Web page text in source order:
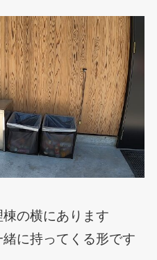
の横にあります
に持ってくる形です